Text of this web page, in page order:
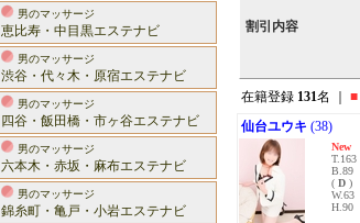
男のマッサージ
恵比寿・中目黒エステナビ
男のマッサージ
渋谷・代々木・原宿エステナビ
男のマッサージ
四谷・飯田橋・市ヶ谷エステナビ
男のマッサージ
六本木・赤坂・麻布エステナビ
男のマッサージ
錦糸町・亀戸・小岩エステナビ
割引内容
在籍登録 131名 ｜ ■
仙台ユウキ (38)
New
T.163
B.89
( D )
W.63
H.90